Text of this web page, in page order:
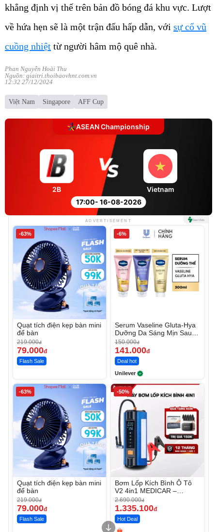
khẳng định vị thế trên bản đồ bóng đá khu vực. Lượt
về hứa hẹn sẽ là một trận đấu hấp dẫn, với sự cổ vũ
cuồng nhiệt từ người hâm mộ quê nhà.
Phan Nguyễn Hoài Thu
Nguồn: giaitri.thoibaovhnt.com.vn
12:32 27/12/2024
Việt Nam Singapore AFF Cup
ASEAN Championship
17:00- 16-08-2026
2B Vietnam
ADVERTISEMENT
-63%
Quạt tích điện kẹp bàn mini
để bàn
219.000đ
79.000đ
Flash Sale
-6%
Serum Vaseline Gluta-Hya
Dưỡng Da Sáng Mịn Sau 7
Ngày
150.000đ
141.000đ
Deal hot
Unilever
-63%
Quạt tích điện kẹp bàn mini
để bàn
219.000đ
79.000đ
Flash Sale
-50%
Bơm Lốp Kích Bình Ô Tô
V2 4in1 MEDICAR –
12.000mAh
2.690.000đ
1.335.100đ
Hot Deal